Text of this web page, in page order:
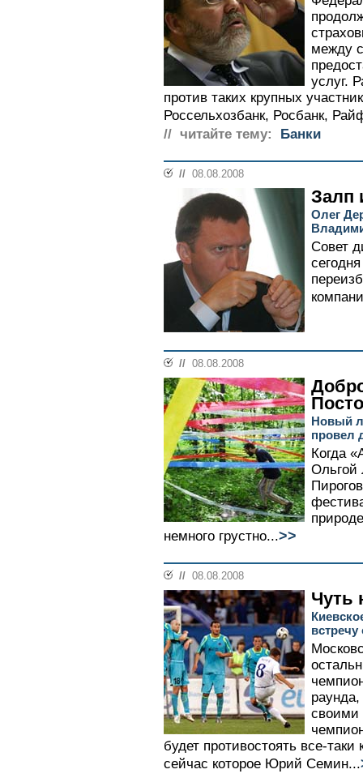
между
услуг.
против таких крупных
Россельхозбанк, Росбанк,
// читайте тему:
Банки
// 08.08.2008
Залп
Олег
Совет
// 08.08.2008
Новый
провел
Когда
Ольгой
немного грустно...>>
// 08.08.2008
Чуть
своими
будет противостоять все-
сейчас которое Юрий Семин...